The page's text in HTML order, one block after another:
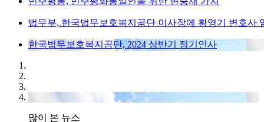
법무부, 한국법무보호복지공단 이사장에 황영기 변호사
한국법무보호복지공단, 2024 상반기 정기인사
많이 본 뉴스